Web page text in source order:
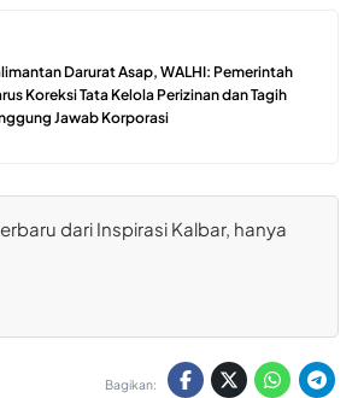
Darurat Asap, WALHI: Pemerintah
Koreksi Tata Kelola Perizinan dan Tagih
Jawab Korporasi
dari Inspirasi Kalbar, hanya
Bagikan: